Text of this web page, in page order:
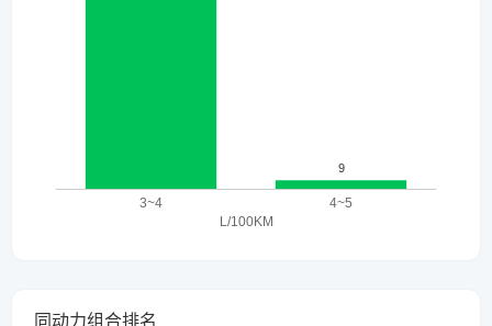
同动力组合排名